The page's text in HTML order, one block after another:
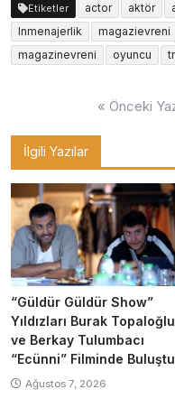
Etiketler actor aktör
lnmenajerlik
magazievreni
magazinevreni
oyuncu
« Önceki
İlgili Yazılar
“Güldür Güldür Show”
Yıldızları Burak Topaloğlu
ve Berkay Tulumbacı
“Ecünni” Filminde Buluştu
Ağustos 7, 2026